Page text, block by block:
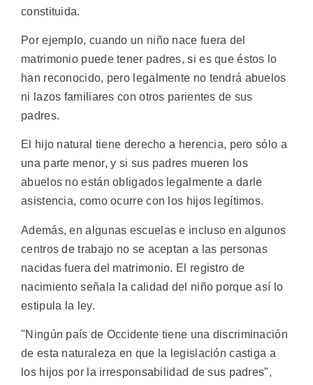
constituida.
Por ejemplo, cuando un niño nace fuera del
matrimonio puede tener padres, si es que éstos lo
han reconocido, pero legalmente no tendrá abuelos
ni lazos familiares con otros parientes de sus
padres.
El hijo natural tiene derecho a herencia, pero sólo a
una parte menor, y si sus padres mueren los
abuelos no están obligados legalmente a darle
asistencia, como ocurre con los hijos legítimos.
Además, en algunas escuelas e incluso en algunos
centros de trabajo no se aceptan a las personas
nacidas fuera del matrimonio. El registro de
nacimiento señala la calidad del niño porque así lo
estipula la ley.
"Ningún país de Occidente tiene una discriminación
de esta naturaleza en que la legislación castiga a
los hijos por la irresponsabilidad de sus padres",